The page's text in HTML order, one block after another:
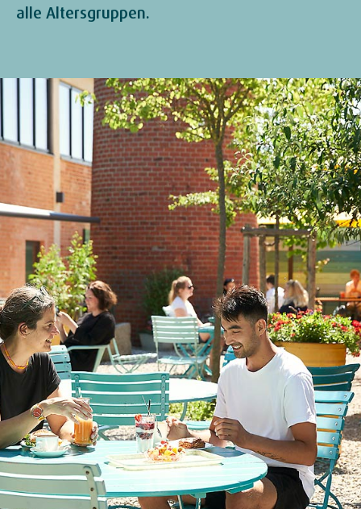
alle Altersgruppen.